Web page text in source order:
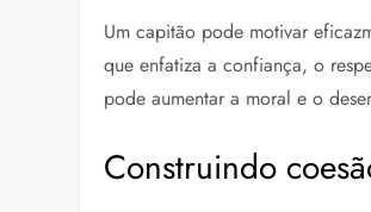
Um capitão pode motivar
que enfatiza a confiança, o
pode aumentar a moral e o
Construindo